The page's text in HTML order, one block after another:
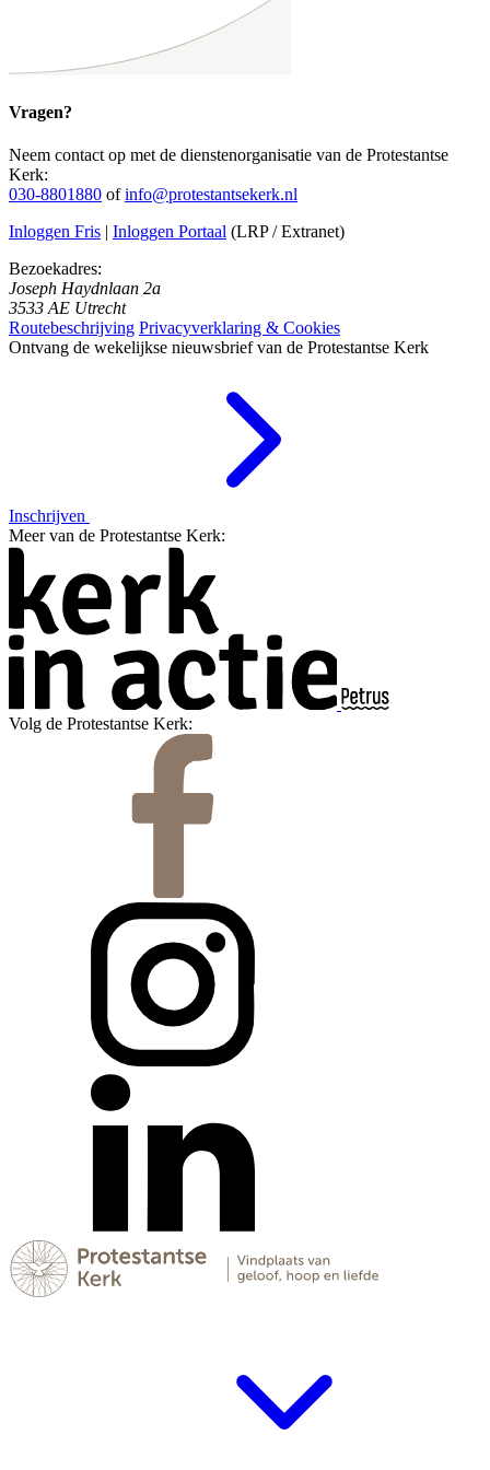
Vragen?
Neem contact op met de dienstenorganisatie van de Protestantse
Kerk:
030-8801880 ofinfo@protestantsekerk.nl
Inloggen Fris | Inloggen Portaal (LRP / Extranet)
Bezoekadres:
Joseph Haydnlaan 2a
3533 AE Utrecht
Routebeschrijving Privacyverklaring & Cookies
Ontvang de wekelijkse nieuwsbrief van de Protestantse Kerk
Inschrijven
Meer van de Protestantse Kerk:
Volg de Protestantse Kerk: